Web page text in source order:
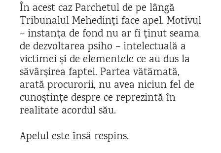
În acest caz Parchetul de pe lângă
Tribunalul Mehedinți face apel. Motivul
– instanța de fond nu ar fi ținut seama
de dezvoltarea psiho – intelectuală a
victimei și de elementele ce au dus la
săvârșirea faptei. Partea vătămată,
arată procurorii, nu avea niciun fel de
cunoștințe despre ce reprezintă în
realitate acordul său.
Apelul este însă respins.